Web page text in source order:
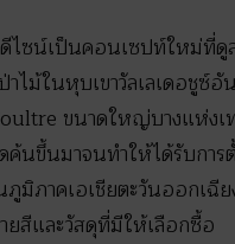
ซน์เป็นคอนเซปท์ใหม่ที่ดู
ไม้ในหุบเขาวัลเลเดอชูซ์
ขนาดใหญ่บางแห่งเ
นขึ้นมาจนทำให้ได้รับกา
าคเอเชียตะวันออกเฉี
ยสีและวัสดุที่มีให้เลือกซื้อ